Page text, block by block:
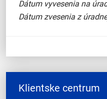
Dátum vyvesenia na
Dátum zvesenia z
Klientske centrum